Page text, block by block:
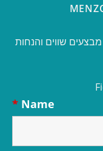
שווים והנחות
Name
*